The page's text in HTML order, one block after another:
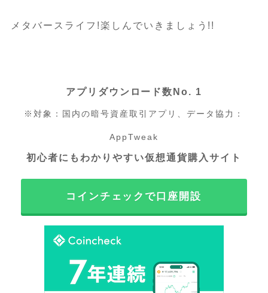
メタバースライフ!楽しんでいきましょう!!
アプリダウンロード数No. 1
※対象：国内の暗号資産取引アプリ、データ協力：
AppTweak
初心者にもわかりやすい仮想通貨購入サイト
コインチェックで口座開設